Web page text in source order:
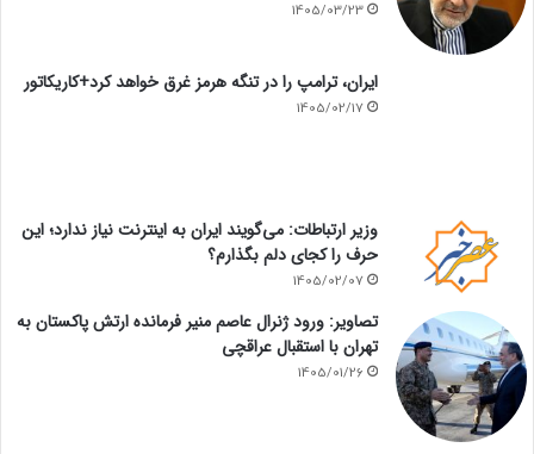
1405/03/23
ایران، ترامپ را در تنگه هرمز غرق خواهد کرد+کاریکاتور
1405/02/17
وزیر ارتباطات: می‌گویند ایران به اینترنت نیاز ندارد؛ این
حرف را کجای دلم بگذارم؟
1405/02/07
تصاویر: ورود ژنرال عاصم منیر فرمانده ارتش پاکستان به
تهران با استقبال عراقچی
1405/01/26